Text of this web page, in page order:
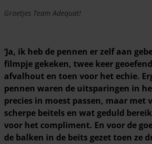
Groetjes Team Adequat!
‘Ja, ik heb de pennen er zelf aan
filmpje gekeken, twee keer
afvalhout en toen voor het echie.
pennen waren de uitsparingen in
precies in moest passen, maar met
scherpe beitels en wat geduld
voor het compliment. En voor de
de balken in de beits gezet toen ze